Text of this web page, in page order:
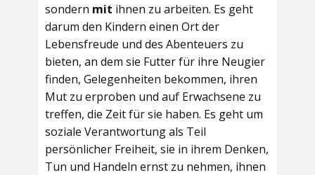
sondern mit ihnen zu arbeiten. Es geht
darum den Kindern einen Ort der
Lebensfreude und des Abenteuers zu
bieten, an dem sie Futter für ihre Neugier
finden, Gelegenheiten bekommen, ihren
Mut zu erproben und auf Erwachsene zu
treffen, die Zeit für sie haben. Es geht um
soziale Verantwortung als Teil
persönlicher Freiheit, sie in ihrem Denken,
Tun und Handeln ernst zu nehmen, ihnen